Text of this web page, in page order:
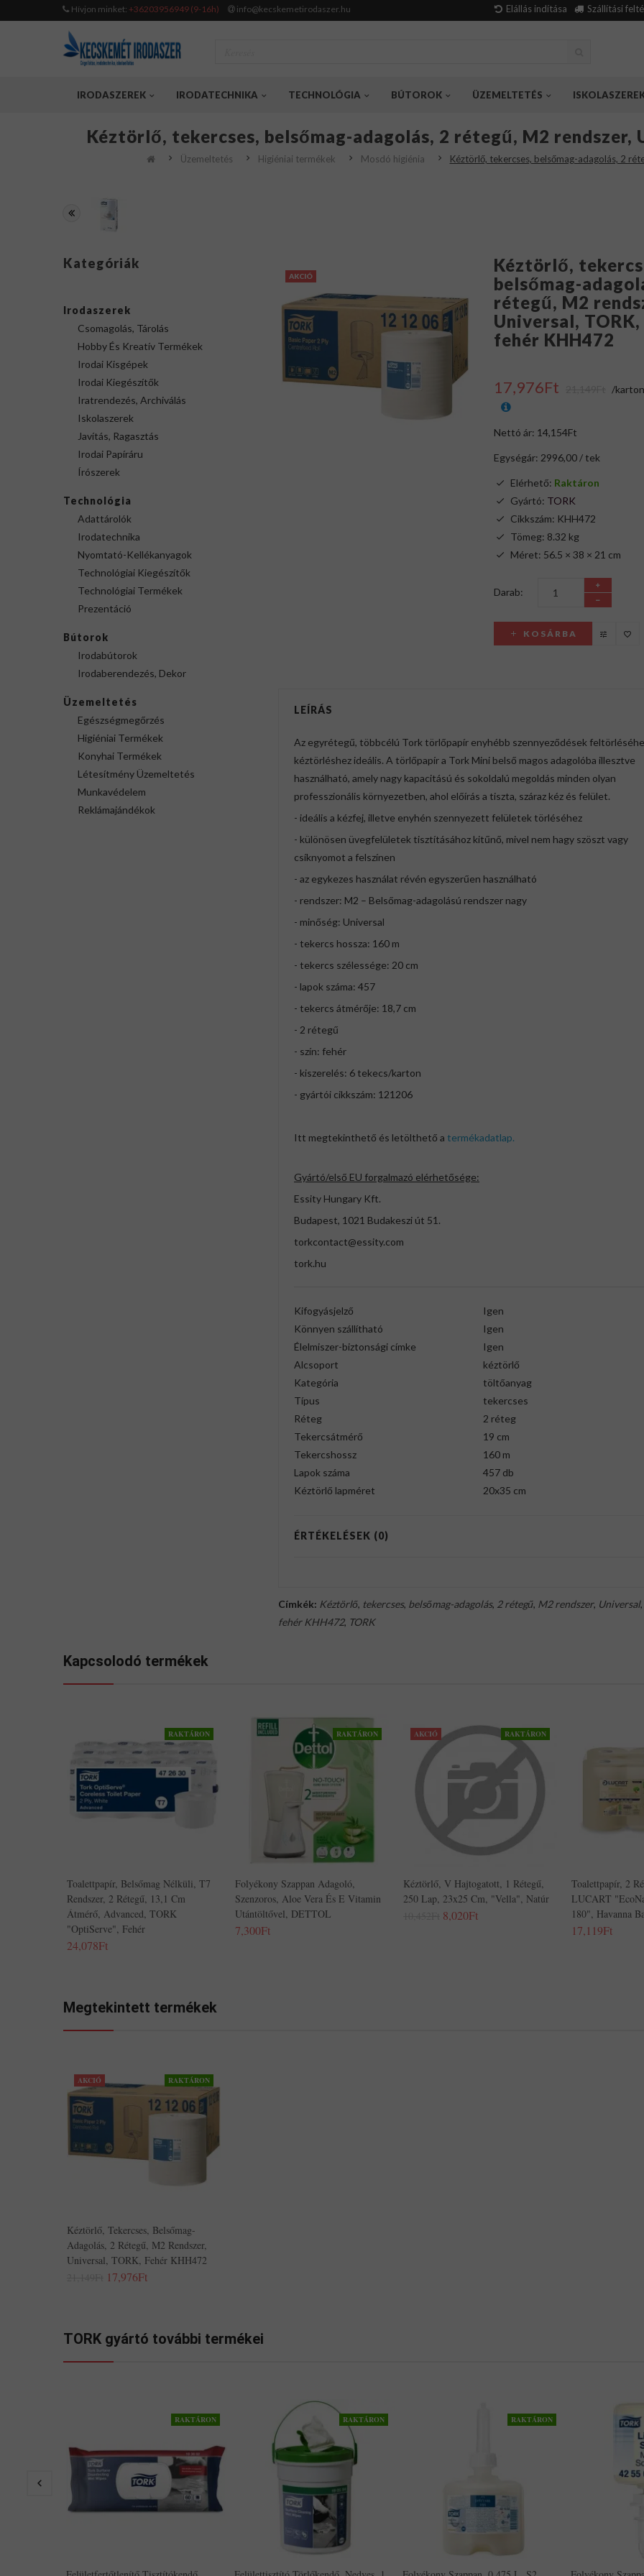
Hívjon minket: +36203956949 (9-16h) info@kecskemetirodaszer.hu Elállás indítása Szállítási
IRODASZEREK IRODATECHNIKA TECHNOLÓGIA BÚTOROK ÜZEMELTETÉS
Kéztörlő, tekercses, belsőmag-adagolás, 2 rétegű, M2 rendszer,
Üzemeltetés Higiéniai termékek Mosdó higiénia Kéztörlő, tekercses, belsőmag-adagolás, 2
Kategóriák
Irodaszerek
Csomagolás, Tárolás
Hobby És Kreatív Termékek
Irodai Kisgépek
Irodai Kiegészítők
Iratrendezés, Archiválás
Iskolaszerek
Javítás, Ragasztás
Irodai Papíráru
Írószerek
Technológia
Adattárolók
Irodatechnika
Nyomtató-Kellékanyagok
Technológiai Kiegészítők
Technológiai Termékek
Prezentáció
Bútorok
Irodabútorok
Irodaberendezés, Dekor
Üzemeltetés
Egészségmegőrzés
Higiéniai Termékek
Konyhai Termékek
Létesítmény Üzemeltetés
Munkavédelem
Reklámajándékok
AKCIÓ
Kéztörlő,
belsőmag-
rétegű, M2
Universal, TORK,
fehér KHH472
17,976Ft /
Nettó ár: 14,154Ft
Egységár: 2996,00 / tek
Elérhető: Raktáron
Gyártó: TORK
Cikkszám: KHH472
Tömeg: 8.32 kg
Méret: 56.5 × 38 × 21 cm
Darab:
KOSÁRBA
LEÍRÁS
Az egyrétegű, többcélú Tork törlőpapír enyhébb szennyeződések
kéztörléshez ideális. A törlőpapír a Tork Mini belső magos adagolóba illesztve
használható, amely nagy kapacitású és sokoldalú megoldás minden olyan
professzionális környezetben, ahol előírás a tiszta, száraz kéz és felület.
- ideális a kézfej, illetve enyhén szennyezett felületek törléséhez
- különösen üvegfelületek tisztításához kitűnő, mivel nem hagy szöszt vagy
csíknyomot a felszínen
- az egykezes használat révén egyszerűen használható
- rendszer: M2 – Belsőmag-adagolású rendszer nagy
- minőség: Universal
- tekercs hossza: 160 m
- tekercs szélessége: 20 cm
- lapok száma: 457
- tekercs átmérője: 18,7 cm
- 2 rétegű
- szín: fehér
- kiszerelés: 6 tekecs/karton
- gyártói cikkszám: 121206
Itt megtekinthető és letölthető a termékadatlap.
Gyártó/első EU forgalmazó elérhetősége:
Essity Hungary Kft.
Budapest, 1021 Budakeszi út 51.
torkcontact@essity.com
tork.hu
Kifogyásjelző
Igen
Könnyen szállítható
Igen
Élelmiszer-biztonsági címke
Igen
Alcsoport
kéztörlő
Kategória
töltőanyag
Típus
tekercses
Réteg
2 réteg
Tekercsátmérő
19 cm
Tekercshossz
160 m
Lapok száma
457 db
Kéztörlő lapméret
20x35 cm
ÉRTÉKELÉSEK (0)
Címkék: Kéztörlő, tekercses, belsőmag-adagolás, 2 rétegű, M2 rendszer, Universal,
fehér KHH472, TORK
Kapcsolodó termékek
RAKTÁRON
Toalettpapír, Belsőmag Nélküli, T7
Rendszer, 2 Rétegű, 13,1 Cm
Átmérő, Advanced, TORK
"OptiServe", Fehér
24,078Ft
RAKTÁRON
Folyékony Szappan Adagoló,
Szenzoros, Aloe Vera És E Vitamin
Utántöltővel, DETTOL
7,300Ft
AKCIÓ RAKTÁRON
Kéztörlő, V Hajtogatott, 1 Rétegű,
250 Lap, 23x25 Cm, "Vella", Natúr
8,020Ft
Toalettpapír, 2
LUCART
180", Havanna
17,119Ft
Megtekintett termékek
AKCIÓ RAKTÁRON
Kéztörlő, Tekercses, Belsőmag-
Adagolás, 2 Rétegű, M2 Rendszer,
Universal, TORK, Fehér KHH472
17,976Ft
TORK gyártó további termékei
RAKTÁRON RAKTÁRON RAKTÁRON